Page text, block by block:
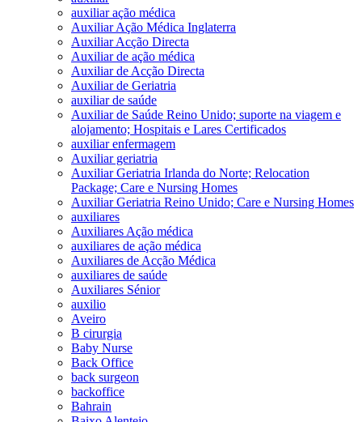
auxiliar ação médica
Auxiliar Ação Médica Inglaterra
Auxiliar Acção Directa
Auxiliar de ação médica
Auxiliar de Acção Directa
Auxiliar de Geriatria
auxiliar de saúde
Auxiliar de Saúde Reino Unido; suporte na viagem e
alojamento; Hospitais e Lares Certificados
auxiliar enfermagem
Auxiliar geriatria
Auxiliar Geriatria Irlanda do Norte; Relocation
Package; Care e Nursing Homes
Auxiliar Geriatria Reino Unido; Care e Nursing Homes
auxiliares
Auxiliares Ação médica
auxiliares de ação médica
Auxiliares de Acção Médica
auxiliares de saúde
Auxiliares Sénior
auxilio
Aveiro
B cirurgia
Baby Nurse
Back Office
back surgeon
backoffice
Bahrain